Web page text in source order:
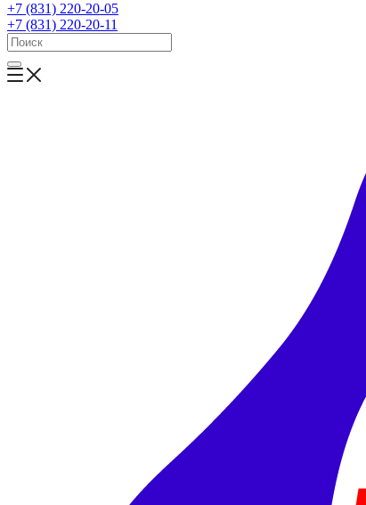
+7 (831) 220-20-05
+7 (831) 220-20-11